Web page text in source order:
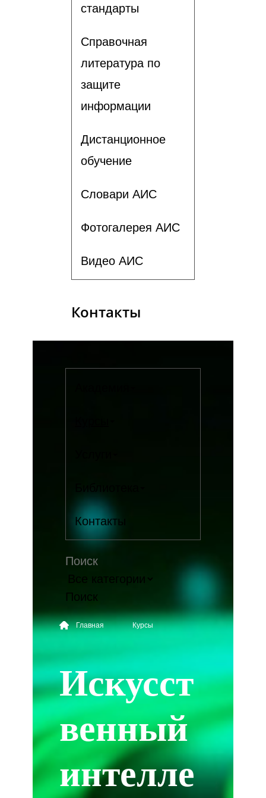
стандарты
Справочная
литература по
защите
информации
Дистанционное
обучение
Словари АИС
Фотогалерея АИС
Видео АИС
Контакты
Контакты
Поиск
Главная Курсы
Искусст
венный
интелле